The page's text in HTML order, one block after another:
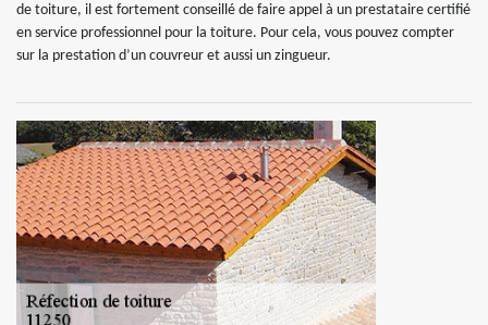
de toiture, il est fortement conseillé de faire appel à un prestataire certifié
en service professionnel pour la toiture. Pour cela, vous pouvez compter
sur la prestation d’un couvreur et aussi un zingueur.